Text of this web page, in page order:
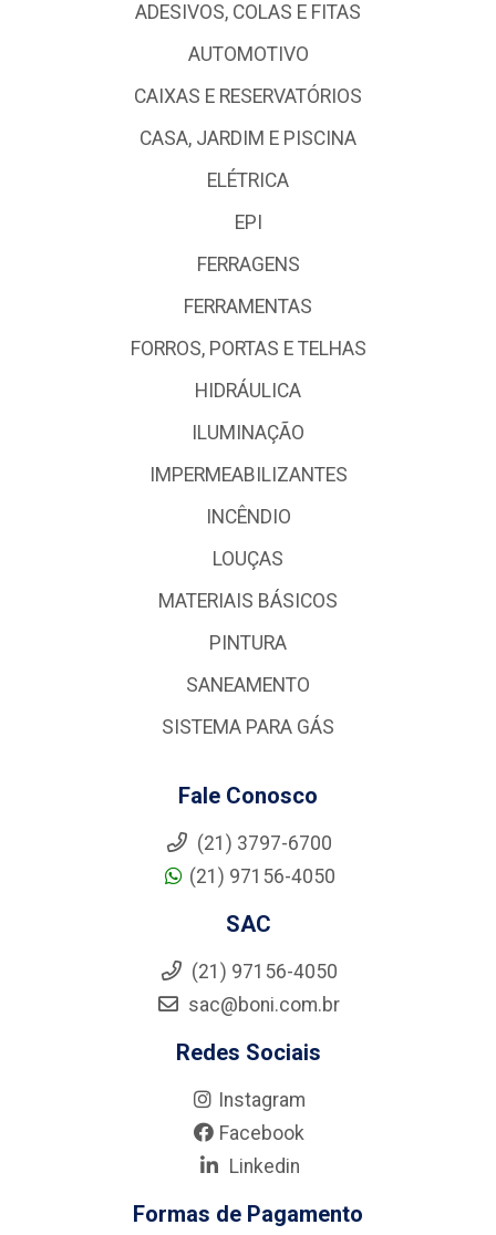
ADESIVOS, COLAS E FITAS
AUTOMOTIVO
CAIXAS E RESERVATÓRIOS
CASA, JARDIM E PISCINA
ELÉTRICA
EPI
FERRAGENS
FERRAMENTAS
FORROS, PORTAS E TELHAS
HIDRÁULICA
ILUMINAÇÃO
IMPERMEABILIZANTES
INCÊNDIO
LOUÇAS
MATERIAIS BÁSICOS
PINTURA
SANEAMENTO
SISTEMA PARA GÁS
Fale Conosco
(21) 3797-6700
(21) 97156-4050
SAC
(21) 97156-4050
sac@boni.com.br
Redes Sociais
Instagram
Facebook
Linkedin
Formas de Pagamento